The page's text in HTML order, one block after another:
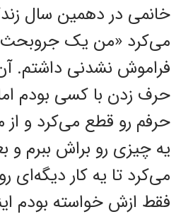
خانمی در دهمین سال
می‌کرد «من یک
فراموش نشدنی داشتم.
حرف زدن با کسی بودم
حرفم رو قطع می‌کرد و
یه چیزی رو براش ببرم و
می‌کرد تا یه کار دیگه‌ای
فقط ازش خواسته بودم